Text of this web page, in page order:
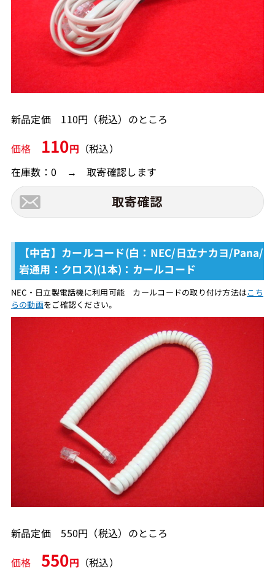
新品定価 110円（税込）のところ
価格 110円 （税込）
在庫数：0 → 取寄確認します
【中古】カールコード(白：NEC/日立ナカヨ/Pana/
岩通用：クロス)(1本)：カールコード
NEC・日立製電話機に利用可能 カールコードの取り付け方法はこち
らの動画をご確認ください。
新品定価 550円（税込）のところ
価格 550円 （税込）